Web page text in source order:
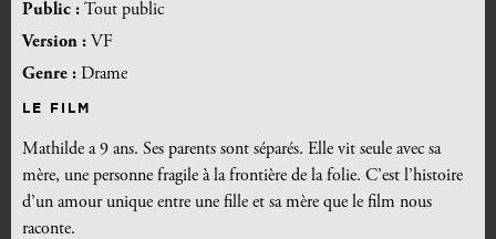
Public : Tout public
Version : VF
Genre : Drame
LE FILM
Mathilde a 9 ans. Ses parents sont séparés. Elle vit seule avec sa
mère, une personne fragile à la frontière de la folie. C’est l’histoire
d’un amour unique entre une fille et sa mère que le film nous
raconte.